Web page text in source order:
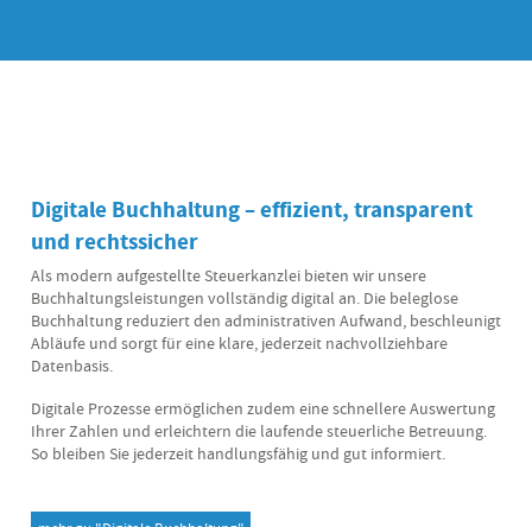
Digitale Buchhaltung – effizient, transparent
und rechtssicher
Als modern aufgestellte Steuerkanzlei bieten wir unsere
Buchhaltungsleistungen vollständig digital an. Die beleglose
Buchhaltung reduziert den administrativen Aufwand, beschleunigt
Abläufe und sorgt für eine klare, jederzeit nachvollziehbare
Datenbasis.
Digitale Prozesse ermöglichen zudem eine schnellere Auswertung
Ihrer Zahlen und erleichtern die laufende steuerliche Betreuung.
So bleiben Sie jederzeit handlungsfähig und gut informiert.